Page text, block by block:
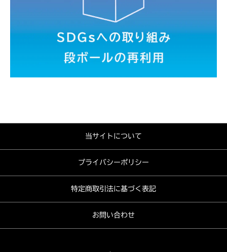
当サイトについて
プライバシーポリシー
特定商取引法に基づく表記
お問い合わせ